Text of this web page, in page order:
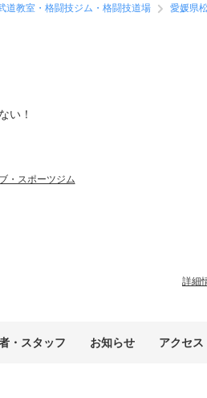
道教室・格闘技ジム・格闘技道場 愛媛県
い！
・スポーツジム
詳細
・スタッフ お知らせ アクセス